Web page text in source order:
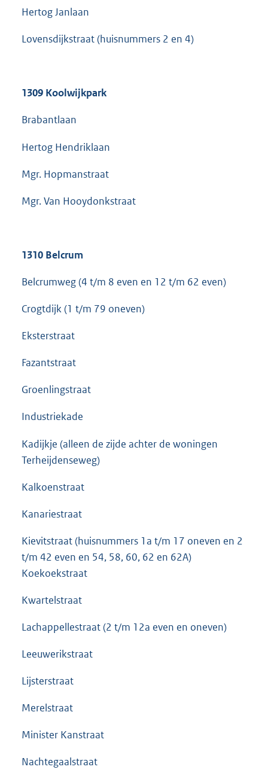
Hertog Janlaan
Lovensdijkstraat (huisnummers 2 en 4)
1309 Koolwijkpark
Brabantlaan
Hertog Hendriklaan
Mgr. Hopmanstraat
Mgr. Van Hooydonkstraat
1310 Belcrum
Belcrumweg (4 t/m 8 even en 12 t/m 62 even)
Crogtdijk (1 t/m 79 oneven)
Eksterstraat
Fazantstraat
Groenlingstraat
Industriekade
Kadijkje (alleen de zijde achter de woningen
Terheijdenseweg)
Kalkoenstraat
Kanariestraat
Kievitstraat (huisnummers 1a t/m 17 oneven en 2
t/m 42 even en 54, 58, 60, 62 en 62A)
Koekoekstraat
Kwartelstraat
Lachappellestraat (2 t/m 12a even en oneven)
Leeuwerikstraat
Lijsterstraat
Merelstraat
Minister Kanstraat
Nachtegaalstraat